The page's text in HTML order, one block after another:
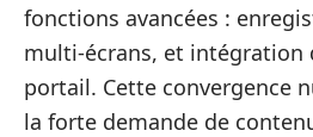
fonctions avancées :
multi-écrans, et intégration
portail. Cette convergence
la forte demande de